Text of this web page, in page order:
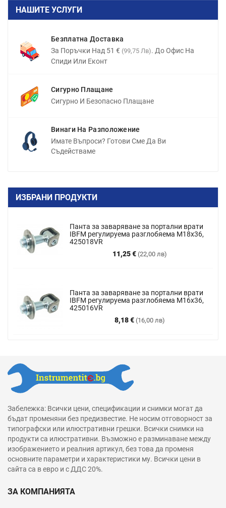
НАШИТЕ УСЛУГИ
Безплатна Доставка
За Поръчки Над 51 € (99,75 Лв). До Офис На
Спиди Или Еконт
Сигурно Плащане
Сигурно И Безопасно Плащане
Винаги На Разположение
Имате Въпроси? Готови Сме Да Ви
Съдействаме
ИЗБРАНИ ПРОДУКТИ
Панта за заваряване за портални врати
IBFM регулируема разглобяема M18x36,
425018VR
11,25 € (22,00 лв)
Цена
Панта за заваряване за портални врати
IBFM регулируема разглобяема М16х36,
425016VR
8,18 € (16,00 лв)
Цена
Забележка: Всички цени, спецификации и снимки могат да
бъдат променяни без предизвестие. Не носим отговорност за
типографски или илюстративни грешки. Всички снимки на
продукти са илюстративни. Възможно е разминаване между
изображението и реалния артикул, без това да променя
основните параметри и характеристики му. Всички цени в
сайта са в евро и с ДДС 20%.
ЗА КОМПАНИЯТА